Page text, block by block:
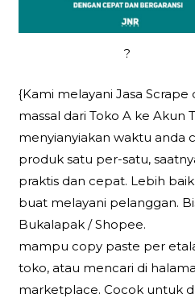
?
{Kami melayani Jasa
massal dari Toko A ke Akun
menyianyiakan waktu anda
produk satu per-satu,
praktis dan cepat. Lebih
buat melayani pelanggan.
Bukalapak / Shopee.
mampu copy paste per
toko, atau mencari di
marketplace. Cocok untuk